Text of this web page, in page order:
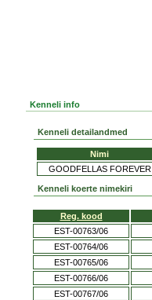
Kenneli info
Kenneli detailandmed
Nimi
GOODFELLAS FOREVER
Kenneli koerte nimekiri
Reg. kood
EST-00763/06
EST-00764/06
EST-00765/06
EST-00766/06
EST-00767/06